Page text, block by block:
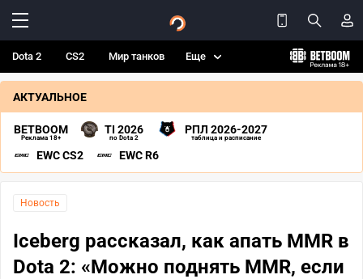
Dota 2 CS2 Мир танков Еще
АКТУАЛЬНОЕ
BETBOOM
Реклама 18+
TI 2026
по Dota 2
РПЛ 2026-2027
таблица и расписание
EWC CS2 EWC R6
Новость
Iceberg рассказал, как апать MMR в
Dota 2: «Можно поднять MMR, если